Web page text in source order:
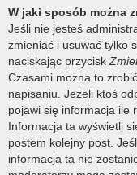
W jaki sposób można
Jeśli nie jesteś
zmieniać i usuwać tylko
naciskając przycisk
Czasami można to
napisaniu. Jeżeli ktoś
pojawi się informacja ile
Informacja ta wyświetli
postem kolejny post.
informacja ta nie